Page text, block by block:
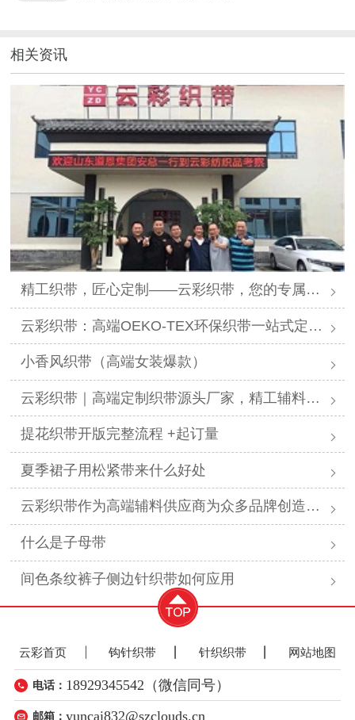
相关资讯
精工织带，匠心定制——云彩织带，您的专属提花织带解决方案专家
云彩织带：高端OEKO-TEX环保织带一站式定制供应商
小香风织带（高端女装爆款）
云彩织带｜高端定制织带源头厂家，精工辅料赋能全行业美学设计
提花织带开版完整流程 +起订量
夏季裙子用松紧带来什么好处
云彩织带作为高端辅料供应商为众多品牌创造显著价值
什么是子母带
间色条纹裤子侧边针织带如何应用
云彩首页 钩针织带 针织织带 网站地图
电话： 18929345542（微信同号）
邮箱：yuncai832@szclouds.cn